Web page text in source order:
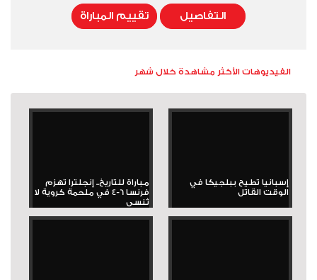
التفاصيل تقييم المباراة
الفيديوهات الأكثر مشاهدة خلال شهر
إسبانيا تطيح ببلجيكا في
الوقت القاتل
مباراة للتاريخ.. إنجلترا تهزم
فرنسا 6-4 في ملحمة كروية لا
تُنسى